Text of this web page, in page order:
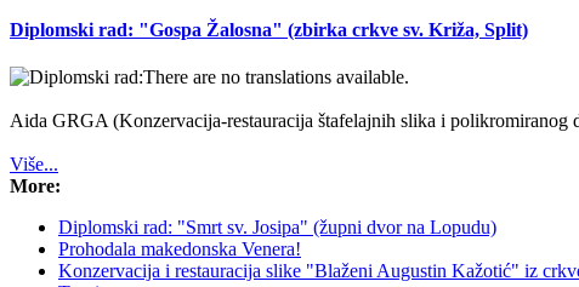
Diplomski rad: "Gospa Žalosna" (zbirka crkve sv. Križa, Split)
There are no translations available.
Aida GRGA (Konzervacija-restauracija štafelajnih slika i polikromiranog
Više...
More:
Diplomski rad: "Smrt sv. Josipa" (župni dvor na Lopudu)
Prohodala makedonska Venera!
Konzervacija i restauracija slike "Blaženi Augustin Kažotić" iz